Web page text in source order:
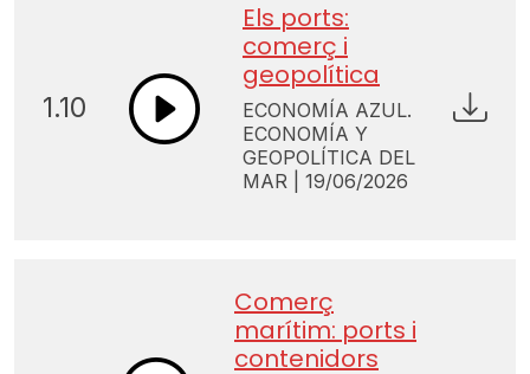
1.10
Els ports:
comerç i
geopolítica
ECONOMÍA AZUL.
ECONOMÍA Y
GEOPOLÍTICA DEL
MAR | 19/06/2026
Comerç
marítim: ports i
contenidors